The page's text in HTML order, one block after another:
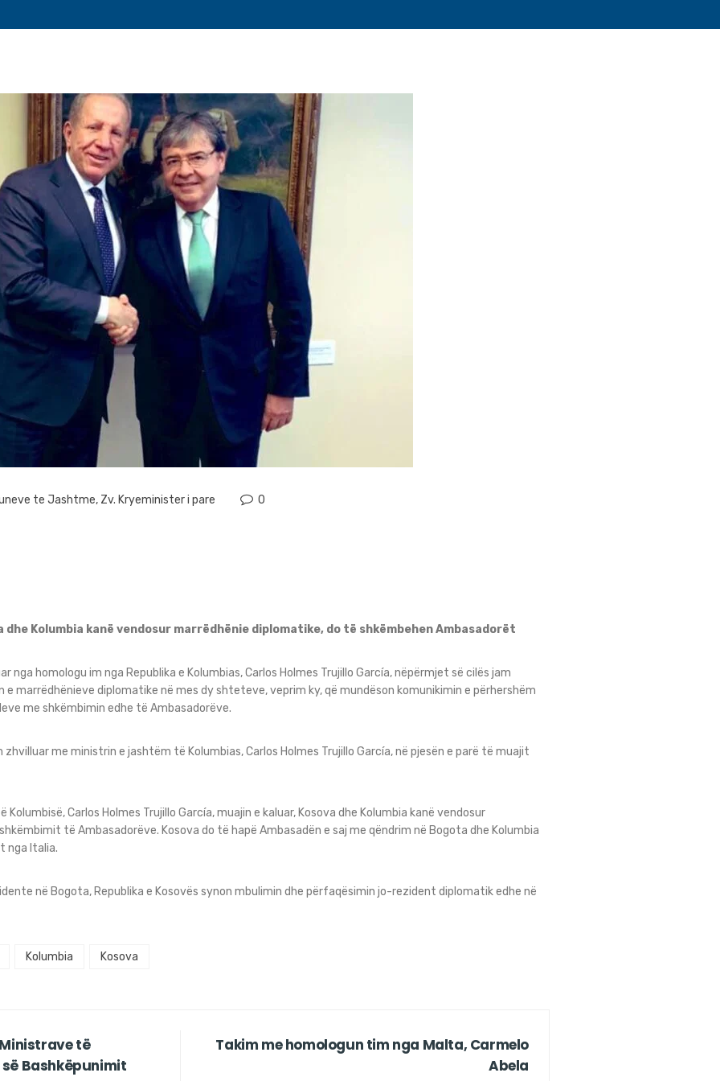
te Jashtme, Zv. Kryeminister i pare 0
Kolumbia kanë vendosur marrëdhënie diplomatike, do të shkëmbehen Ambasadorët
homologu im nga Republika e Kolumbias, Carlos Holmes Trujillo García, nëpërmjet së cilës jam
marrëdhënieve diplomatike në mes dy shteteve, veprim ky, që mundëson komunikimin e përhershëm
me shkëmbimin edhe të Ambasadorëve.
me ministrin e jashtëm të Kolumbias, Carlos Holmes Trujillo García, në pjesën e parë të muajit
Carlos Holmes Trujillo García, muajin e kaluar, Kosova dhe Kolumbia kanë vendosur
të Ambasadorëve. Kosova do të hapë Ambasadën e saj me qëndrim në Bogota dhe Kolumbia
nga Italia.
në Bogota, Republika e Kosovës synon mbulimin dhe përfaqësimin jo-rezident diplomatik edhe në
Kolumbia Kosova
të
Bashkëpunimit
Takim me homologun tim nga Malta, Carmelo
Abela